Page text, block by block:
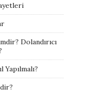
Dolandırıcı